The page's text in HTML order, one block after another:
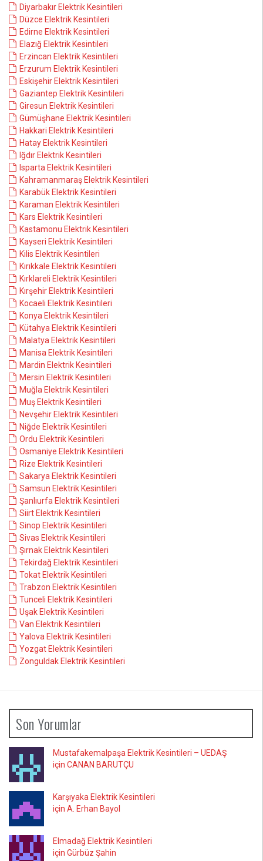
Diyarbakır Elektrik Kesintileri
Düzce Elektrik Kesintileri
Edirne Elektrik Kesintileri
Elazığ Elektrik Kesintileri
Erzincan Elektrik Kesintileri
Erzurum Elektrik Kesintileri
Eskişehir Elektrik Kesintileri
Gaziantep Elektrik Kesintileri
Giresun Elektrik Kesintileri
Gümüşhane Elektrik Kesintileri
Hakkari Elektrik Kesintileri
Hatay Elektrik Kesintileri
Iğdır Elektrik Kesintileri
Isparta Elektrik Kesintileri
Kahramanmaraş Elektrik Kesintileri
Karabük Elektrik Kesintileri
Karaman Elektrik Kesintileri
Kars Elektrik Kesintileri
Kastamonu Elektrik Kesintileri
Kayseri Elektrik Kesintileri
Kilis Elektrik Kesintileri
Kırıkkale Elektrik Kesintileri
Kırklareli Elektrik Kesintileri
Kırşehir Elektrik Kesintileri
Kocaeli Elektrik Kesintileri
Konya Elektrik Kesintileri
Kütahya Elektrik Kesintileri
Malatya Elektrik Kesintileri
Manisa Elektrik Kesintileri
Mardin Elektrik Kesintileri
Mersin Elektrik Kesintileri
Muğla Elektrik Kesintileri
Muş Elektrik Kesintileri
Nevşehir Elektrik Kesintileri
Niğde Elektrik Kesintileri
Ordu Elektrik Kesintileri
Osmaniye Elektrik Kesintileri
Rize Elektrik Kesintileri
Sakarya Elektrik Kesintileri
Samsun Elektrik Kesintileri
Şanlıurfa Elektrik Kesintileri
Siirt Elektrik Kesintileri
Sinop Elektrik Kesintileri
Sivas Elektrik Kesintileri
Şırnak Elektrik Kesintileri
Tekirdağ Elektrik Kesintileri
Tokat Elektrik Kesintileri
Trabzon Elektrik Kesintileri
Tunceli Elektrik Kesintileri
Uşak Elektrik Kesintileri
Van Elektrik Kesintileri
Yalova Elektrik Kesintileri
Yozgat Elektrik Kesintileri
Zonguldak Elektrik Kesintileri
Son Yorumlar
Mustafakemalpaşa Elektrik Kesintileri – UEDAŞ
için CANAN BARUTÇU
Karşıyaka Elektrik Kesintileri
için A. Erhan Bayol
Elmadağ Elektrik Kesintileri
için Gürbüz Şahin